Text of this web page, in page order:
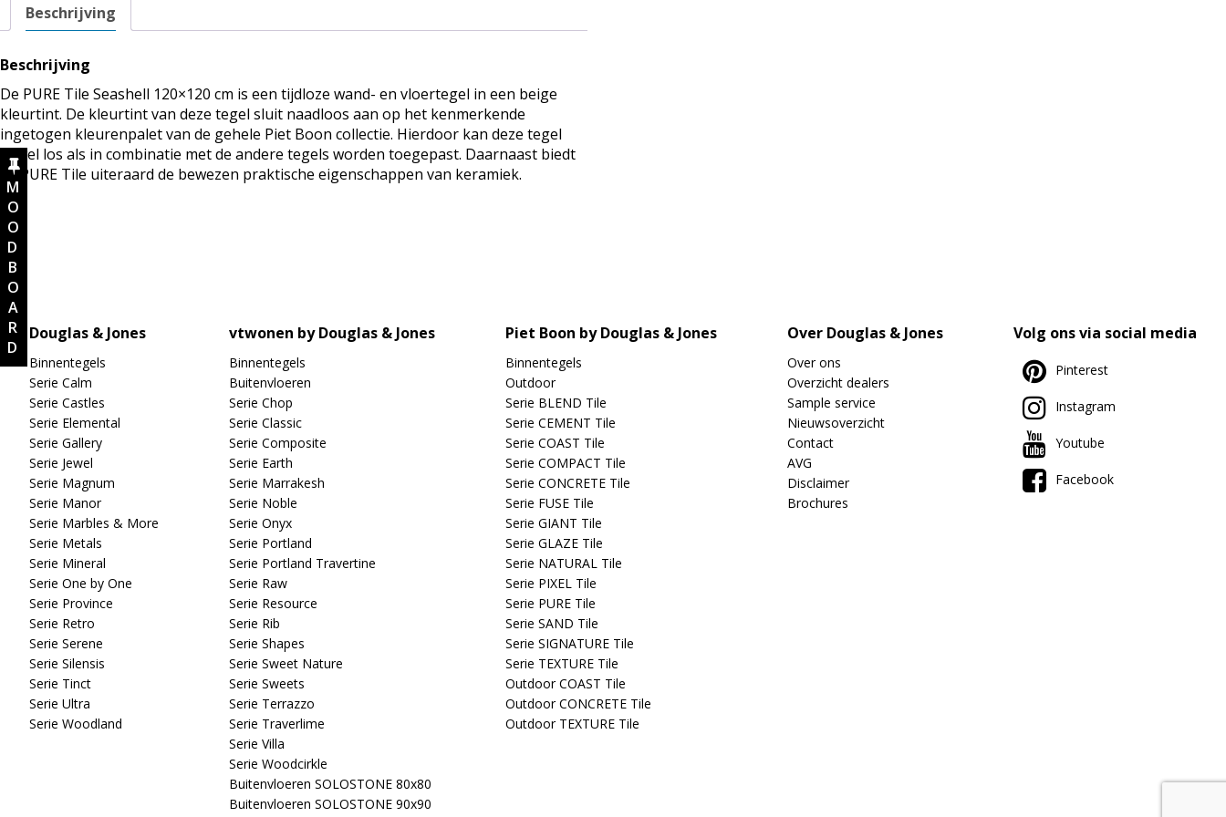
Beschrijving
Beschrijving
De PURE Tile Seashell 120×120 cm is een tijdloze wand- en vloertegel in een beige
kleurtint. De kleurtint van deze tegel sluit naadloos aan op het kenmerkende
ingetogen kleurenpalet van de gehele Piet Boon collectie. Hierdoor kan deze tegel
zowel los als in combinatie met de andere tegels worden toegepast. Daarnaast biedt
de PURE Tile uiteraard de bewezen praktische eigenschappen van keramiek.
Douglas & Jones
Binnentegels
Serie Calm
Serie Castles
Serie Elemental
Serie Gallery
Serie Jewel
Serie Magnum
Serie Manor
Serie Marbles & More
Serie Metals
Serie Mineral
Serie One by One
Serie Province
Serie Retro
Serie Serene
Serie Silensis
Serie Tinct
Serie Ultra
Serie Woodland
vtwonen by Douglas & Jones
Binnentegels
Buitenvloeren
Serie Chop
Serie Classic
Serie Composite
Serie Earth
Serie Marrakesh
Serie Noble
Serie Onyx
Serie Portland
Serie Portland Travertine
Serie Raw
Serie Resource
Serie Rib
Serie Shapes
Serie Sweet Nature
Serie Sweets
Serie Terrazzo
Serie Traverlime
Serie Villa
Serie Woodcirkle
Buitenvloeren SOLOSTONE 80x80
Buitenvloeren SOLOSTONE 90x90
Piet Boon by Douglas & Jones
Binnentegels
Outdoor
Serie BLEND Tile
Serie CEMENT Tile
Serie COAST Tile
Serie COMPACT Tile
Serie CONCRETE Tile
Serie FUSE Tile
Serie GIANT Tile
Serie GLAZE Tile
Serie NATURAL Tile
Serie PIXEL Tile
Serie PURE Tile
Serie SAND Tile
Serie SIGNATURE Tile
Serie TEXTURE Tile
Outdoor COAST Tile
Outdoor CONCRETE Tile
Outdoor TEXTURE Tile
Over Douglas & Jones
Over ons
Overzicht dealers
Sample service
Nieuwsoverzicht
Contact
AVG
Disclaimer
Brochures
Volg ons via social media
Pinterest
Instagram
Youtube
Facebook
MOODBOARD